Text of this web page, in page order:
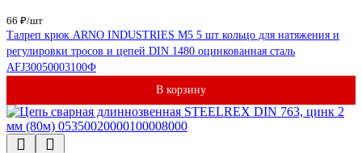
66 ₽/шт
Талреп крюк ARNO INDUSTRIES М5 5 шт кольцо для натяжения и
регулировки тросов и цепей DIN 1480 оцинкованная сталь
AFJ30050003100Ф
В корзину